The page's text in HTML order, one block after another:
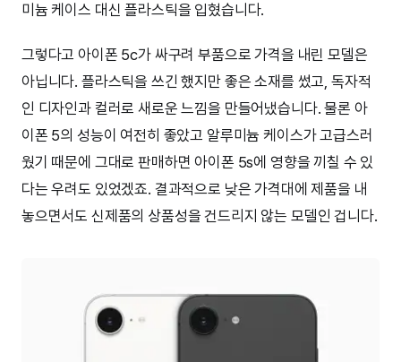
미늄 케이스 대신 플라스틱을 입혔습니다.
그렇다고 아이폰 5c가 싸구려 부품으로 가격을 내린 모델은
아닙니다. 플라스틱을 쓰긴 했지만 좋은 소재를 썼고, 독자적
인 디자인과 컬러로 새로운 느낌을 만들어냈습니다. 물론 아
이폰 5의 성능이 여전히 좋았고 알루미늄 케이스가 고급스러
웠기 때문에 그대로 판매하면 아이폰 5s에 영향을 끼칠 수 있
다는 우려도 있었겠죠. 결과적으로 낮은 가격대에 제품을 내
놓으면서도 신제품의 상품성을 건드리지 않는 모델인 겁니다.